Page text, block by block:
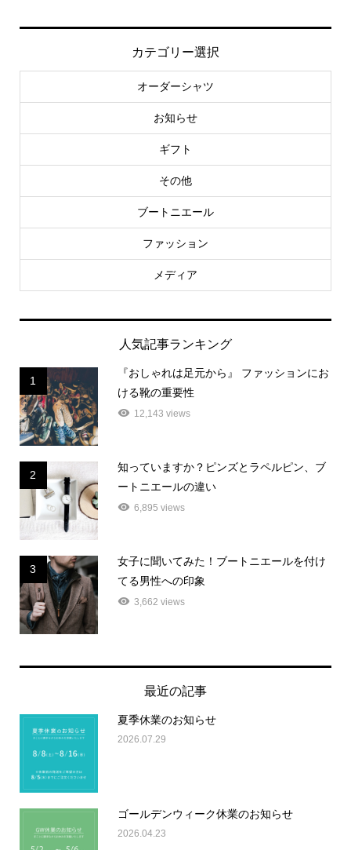
カテゴリー選択
オーダーシャツ
お知らせ
ギフト
その他
ブートニエール
ファッション
メディア
人気記事ランキング
1
『おしゃれは足元から』 ファッションにお
ける靴の重要性
12,143 views
2
知っていますか？ピンズとラペルピン、ブ
ートニエールの違い
6,895 views
3
女子に聞いてみた！ブートニエールを付け
てる男性への印象
3,662 views
最近の記事
夏季休業のお知らせ
2026.07.29
ゴールデンウィーク休業のお知らせ
2026.04.23